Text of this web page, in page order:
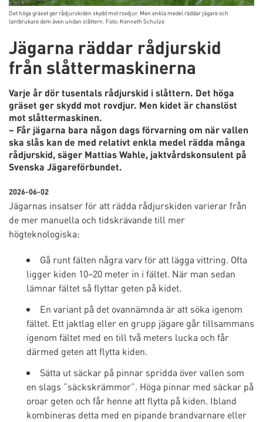
Det höga gräset ger rådjurskiden skydd mot rovdjur. Men enkla medel räddar jägare och
lantbrukare dem även undan slåttern. Foto: Kenneth Schulze
Jägarna räddar rådjurskid
från slåttermaskinerna
Varje år dör tusentals rådjurskid i slåttern. Det höga
gräset ger skydd mot rovdjur. Men kidet är chanslöst
mot slåttermaskinen.
– Får jägarna bara någon dags förvarning om när vallen
ska slås kan de med relativt enkla medel rädda många
rådjurskid, säger Mattias Wahle, jaktvårdskonsulent på
Svenska Jägareförbundet.
2026-06-02
Jägarnas insatser för att rädda rådjurskiden varierar från
de mer manuella och tidskrävande till mer
högteknologiska:
Gå runt fälten några varv för att lägga vittring. Ofta
ligger kiden 10–20 meter in i fältet. När man sedan
lämnar fältet så flyttar geten på kidet.
En variant på det ovannämnda är att söka igenom
fältet. Ett jaktlag eller en grupp jägare går tillsammans
igenom fältet med en till två meters lucka och får
därmed geten att flytta kiden.
Sätta ut säckar på pinnar spridda över vallen som
en slags ”säckskrämmor”. Höga pinnar med säckar på
oroar geten och får henne att flytta på kiden. Ibland
kombineras detta med en pipande brandvarnare eller